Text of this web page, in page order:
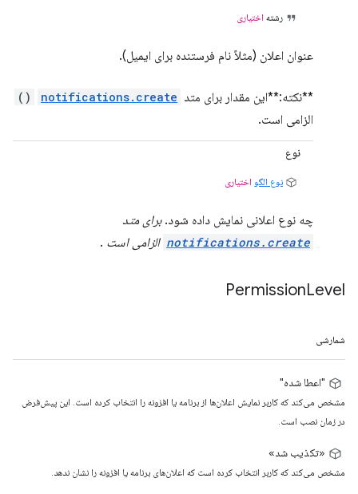
رشته اختیاری
عنوان اعلان (مثلاً نام فرستنده برای ایمیل).
**نکته:**این مقدار برای متد notifications.create
()
الزامی است.
نوع
نوع الگو اختیاری
چه نوع اعلانی نمایش داده شود.برای متد
notifications.create الزامی است .
PermissionLevel
شمارشی
"اعطا شده"
مشخص می‌کند که کاربر نمایش اعلان‌ها از برنامه یا افزونه را انتخاب کرده است. این پیش‌فرض
در زمان نصب است.
«تکذیب شد»
مشخص می‌کند که کاربر انتخاب کرده است که اعلان‌های برنامه یا افزونه را نشان ندهد.